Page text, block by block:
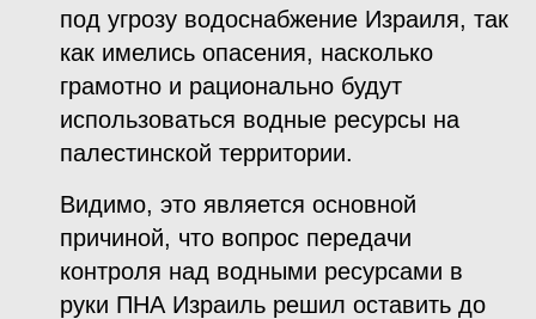
под угрозу водоснабжение Израиля, так
как имелись опасения, насколько
грамотно и рационально будут
использоваться водные ресурсы на
палестинской территории.
Видимо, это является основной
причиной, что вопрос передачи
контроля над водными ресурсами в
руки ПНА Израиль решил оставить до